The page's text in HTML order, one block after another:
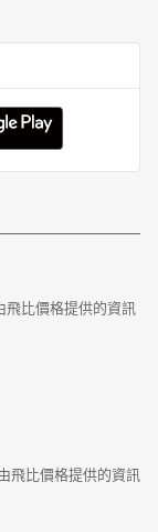
飛比價格提供的資訊
飛比價格提供的資訊